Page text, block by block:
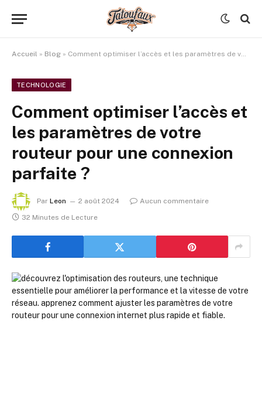
Accueil » Blog » Comment optimiser l’accès et les paramètres de votre routeur pour une connexion parfaite ?
TECHNOLOGIE
Comment optimiser l’accès et
les paramètres de votre
routeur pour une connexion
parfaite ?
Par Leon 2 août 2024
Aucun commentaire
32 Minutes de Lecture